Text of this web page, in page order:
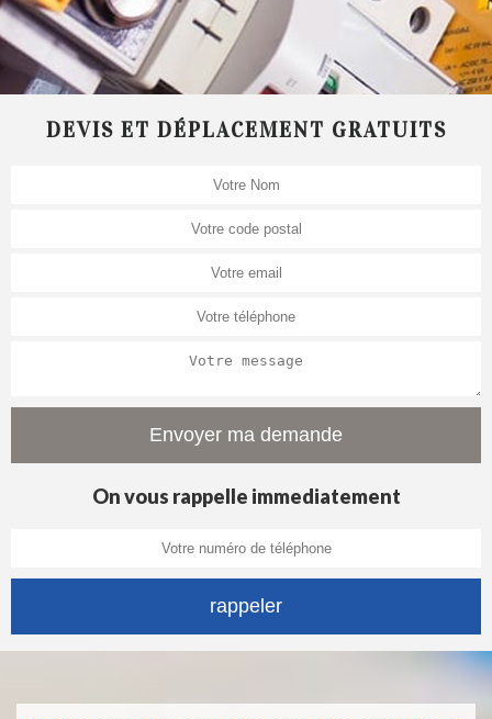
DEVIS ET DÉPLACEMENT GRATUITS
On vous rappelle immediatement